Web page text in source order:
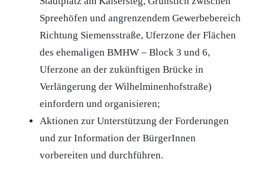
Spreehöfen und angrenzendem Gewerbebereich
Richtung Siemensstraße, Uferzone der Flächen
des ehemaligen BMHW – Block 3 und 6,
Uferzone an der zukünftigen Brücke in
Verlängerung der Wilhelminenhofstraße)
einfordern und organisieren;
Aktionen zur Unterstützung der Forderungen
und zur Information der BürgerInnen
vorbereiten und durchführen.